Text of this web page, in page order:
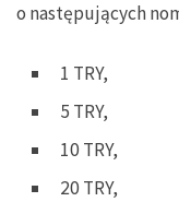
o następujących
1 TRY,
5 TRY,
10 TRY,
20 TRY,